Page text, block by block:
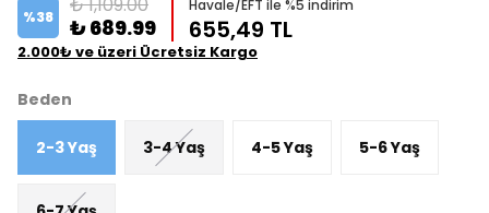
%38 ₺ 689.99
Havale/EFT ile %5 indirim
655,49 TL
2.000₺ ve üzeri Ücretsiz Kargo
Beden
2-3 Yaş 3-4 Yaş 4-5 Yaş 5-6 Yaş